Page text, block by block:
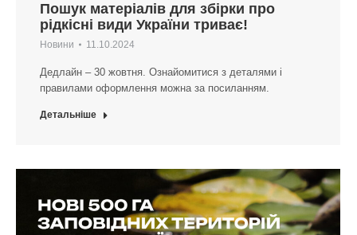
Пошук матеріалів для збірки про
рідкісні види України триває!
Новини 11.10.2024
Дедлайн – 30 жовтня. Ознайомитися з деталями і
правилами оформлення можна за посиланням.
Детальніше